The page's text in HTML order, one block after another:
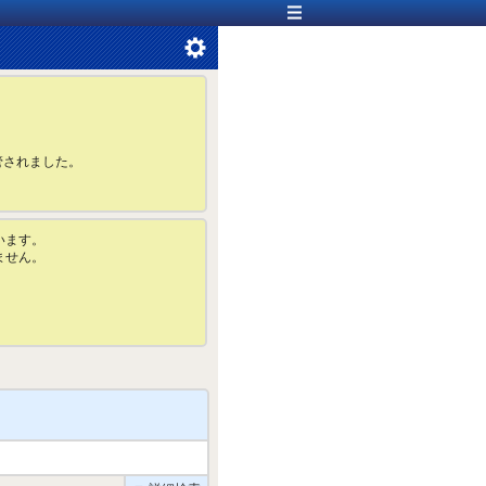
れました。
す。
ん。